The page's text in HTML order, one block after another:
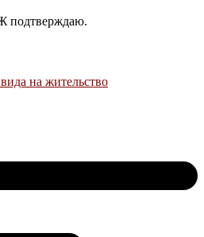
подтверждаю.
на жительство